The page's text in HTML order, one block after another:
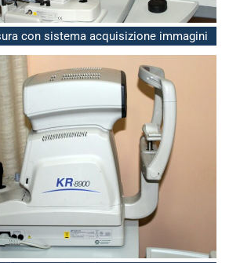
con sistema acquisizione immagini